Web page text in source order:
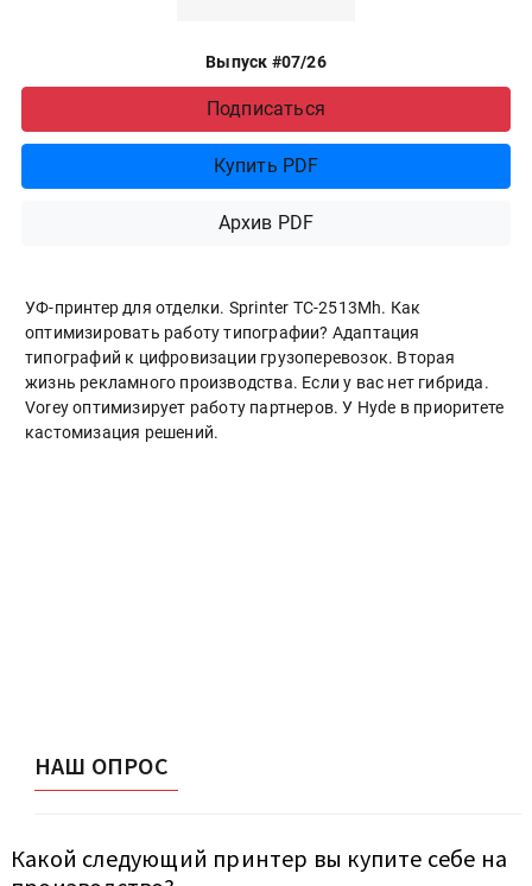
Выпуск #07/26
Подписаться
Купить PDF
Архив PDF
УФ-принтер для отделки. Sprinter ТС-2513Mh. Как
оптимизировать работу типографии? Адаптация
типографий к цифровизации грузоперевозок. Вторая
жизнь рекламного производства. Если у вас нет гибрида.
Vorey оптимизирует работу партнеров. У Hyde в приоритете
кастомизация решений.
НАШ ОПРОС
Какой следующий принтер вы купите себе на